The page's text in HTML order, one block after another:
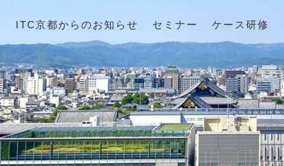
ITC京都からのお知らせ セミナー ケース研修